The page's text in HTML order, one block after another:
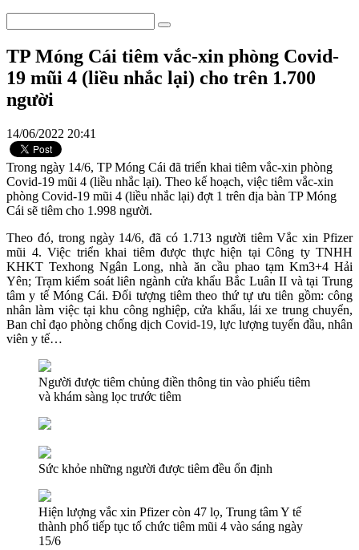
TP Móng Cái tiêm vắc-xin phòng Covid-
19 mũi 4 (liều nhắc lại) cho trên 1.700
người
14/06/2022 20:41
Trong ngày 14/6, TP Móng Cái đã triển khai tiêm vắc-xin phòng
Covid-19 mũi 4 (liều nhắc lại). Theo kế hoạch, việc tiêm vắc-xin
phòng Covid-19 mũi 4 (liều nhắc lại) đợt 1 trên địa bàn TP Móng
Cái sẽ tiêm cho 1.998 người.
Theo đó, trong ngày 14/6, đã có 1.713 người tiêm Vắc xin Pfizer
mũi 4. Việc triển khai tiêm được thực hiện tại Công ty TNHH
KHKT Texhong Ngân Long, nhà ăn cầu phao tạm Km3+4 Hải
Yên; Trạm kiểm soát liên ngành cửa khẩu Bắc Luân II và tại Trung
tâm y tế Móng Cái. Đối tượng tiêm theo thứ tự ưu tiên gồm: công
nhân làm việc tại khu công nghiệp, cửa khẩu, lái xe trung chuyển,
Ban chỉ đạo phòng chống dịch Covid-19, lực lượng tuyến đầu, nhân
viên y tế…
Người được tiêm chủng điền thông tin vào phiếu tiêm
và khám sàng lọc trước tiêm
Sức khỏe những người được tiêm đều ổn định
Hiện lượng vắc xin Pfizer còn 47 lọ, Trung tâm Y tế
thành phố tiếp tục tổ chức tiêm mũi 4 vào sáng ngày
15/6